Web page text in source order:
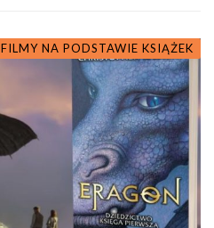
FILMY NA PODSTAWIE KSIĄŻEK